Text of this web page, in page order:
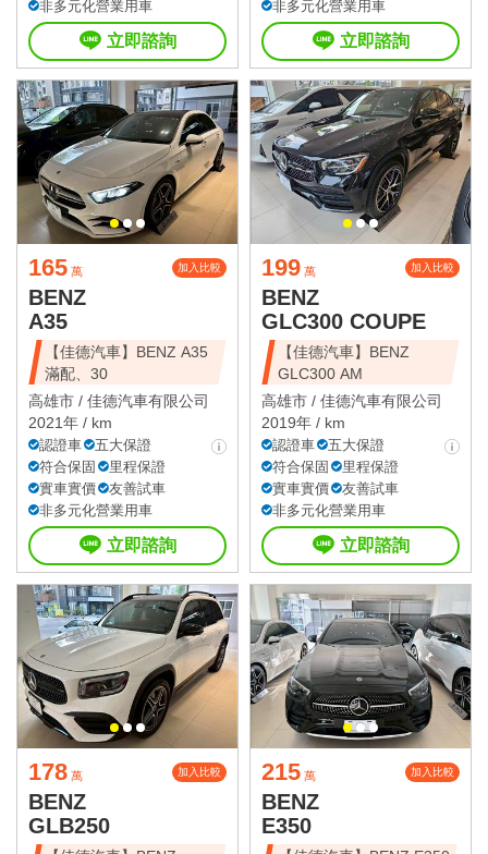
非多元化營業用車
立即諮詢
非多元化營業用車
立即諮詢
165 萬 加入比較
BENZ
A35
【佳德汽車】BENZ A35
滿配、30
高雄市 / 佳德汽車有限公司
2021年 / km
認證車
五大保證
符合保固
里程保證
實車實價
友善試車
非多元化營業用車
立即諮詢
199 萬 加入比較
BENZ
GLC300 COUPE
【佳德汽車】BENZ
GLC300 AM
高雄市 / 佳德汽車有限公司
2019年 / km
認證車
五大保證
符合保固
里程保證
實車實價
友善試車
非多元化營業用車
立即諮詢
178 萬 加入比較
BENZ
GLB250
215 萬 加入比較
BENZ
E350